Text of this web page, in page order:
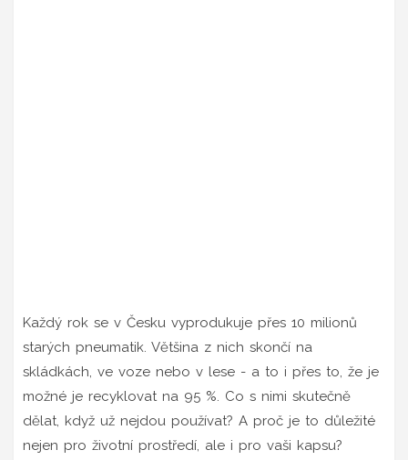
Každý rok se v Česku vyprodukuje přes 10 milionů
starých pneumatik. Většina z nich skončí na
skládkách, ve voze nebo v lese - a to i přes to, že je
možné je recyklovat na 95 %. Co s nimi skutečně
dělat, když už nejdou používat? A proč je to důležité
nejen pro životní prostředí, ale i pro vaši kapsu?